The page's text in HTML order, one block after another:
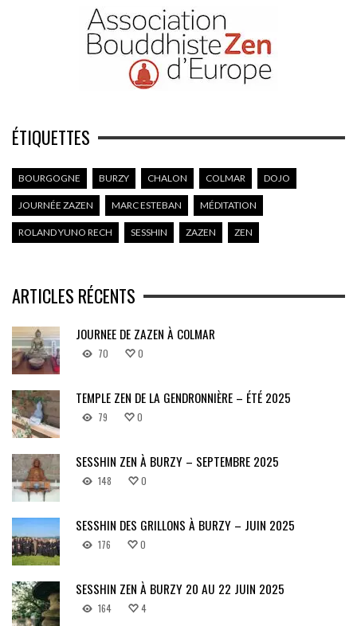
ÉTIQUETTES
BOURGOGNE BURZY CHALON COLMAR DOJO
JOURNÉE ZAZEN MARC ESTEBAN MÉDITATION
ROLAND YUNO RECH SESSHIN ZAZEN ZEN
ARTICLES RÉCENTS
JOURNEE DE ZAZEN À COLMAR
70 0
TEMPLE ZEN DE LA GENDRONNIÈRE – ÉTÉ 2025
79 0
SESSHIN ZEN À BURZY – SEPTEMBRE 2025
148 0
SESSHIN DES GRILLONS À BURZY – JUIN 2025
176 0
SESSHIN ZEN À BURZY 20 AU 22 JUIN 2025
164 4